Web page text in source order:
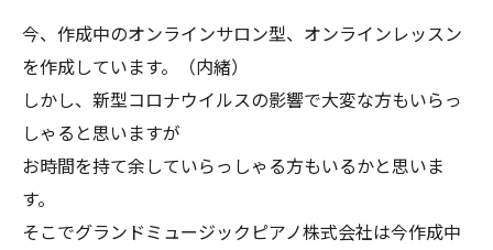
今、作成中のオンラインサロン型、オンラインレッスン
を作成しています。（内緒）
しかし、新型コロナウイルスの影響で大変な方もいらっ
しゃると思いますが
お時間を持て余していらっしゃる方もいるかと思いま
す。
そこでグランドミュージックピアノ株式会社は今作成中